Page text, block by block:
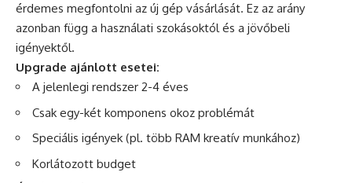
érdemes megfontolni az új gép vásárlását. Ez az arány
azonban függ a használati szokásoktól és a jövőbeli
igényektől.
Upgrade ajánlott esetei:
A jelenlegi rendszer 2-4 éves
Csak egy-két komponens okoz problémát
Speciális igények (pl. több RAM kreatív munkához)
Korlátozott budget